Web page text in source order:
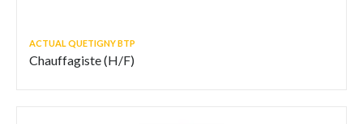
ACTUAL QUETIGNY BTP
Chauffagiste (H/F)